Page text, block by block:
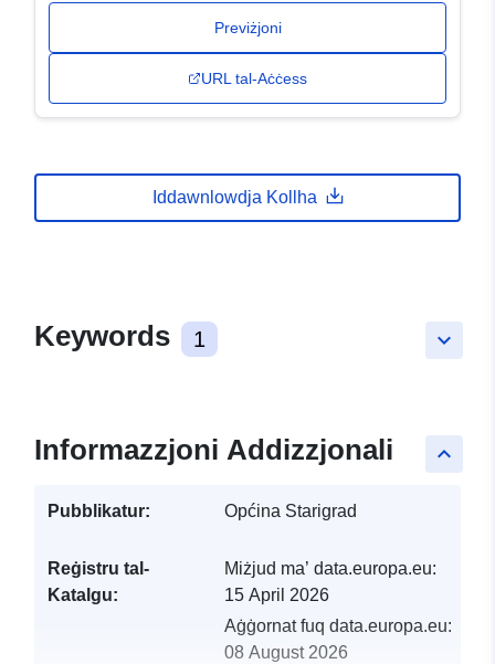
Previżjoni
URL tal-Aċċess
Iddawnlowdja Kollha
keyboard_arrow_down
Keywords 1
keyboard_arrow_up
Informazzjoni Addizzjonali
Pubblikatur: Općina Starigrad
Reġistru tal-
Katalgu:
Miżjud ma’ data.europa.eu:
15 April 2026
Aġġornat fuq data.europa.eu:
08 August 2026